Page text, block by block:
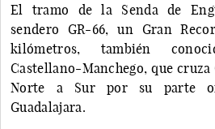
El tramo de la Senda de
sendero GR-66, un Gran
kilómetros, también
Castellano-Manchego, que
Norte a Sur por su parte
Guadalajara.